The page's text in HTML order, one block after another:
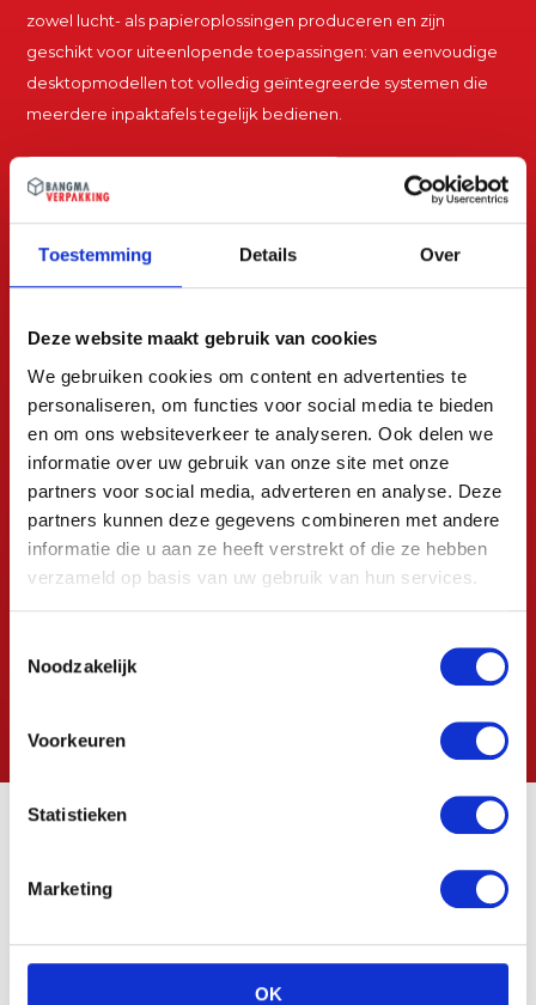
Toestemming Details Over
Deze website maakt gebruik van cookies
We gebruiken cookies om content en advertenties te
personaliseren, om functies voor social media te bieden
en om ons websiteverkeer te analyseren. Ook delen we
informatie over uw gebruik van onze site met onze
partners voor social media, adverteren en analyse. Deze
partners kunnen deze gegevens combineren met andere
informatie die u aan ze heeft verstrekt of die ze hebben
verzameld op basis van uw gebruik van hun services.
Noodzakelijk
Voorkeuren
Statistieken
Marketing
OK
zowel lucht- als papieroplossingen produceren en zijn
geschikt voor uiteenlopende toepassingen: van eenvoudige
desktopmodellen tot volledig geïntegreerde systemen die
meerdere inpaktafels tegelijk bedienen.
Wat is on-demand
oplossingen?
voordelen: